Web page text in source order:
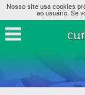
Nosso site usa cookies
ao usuário. Se